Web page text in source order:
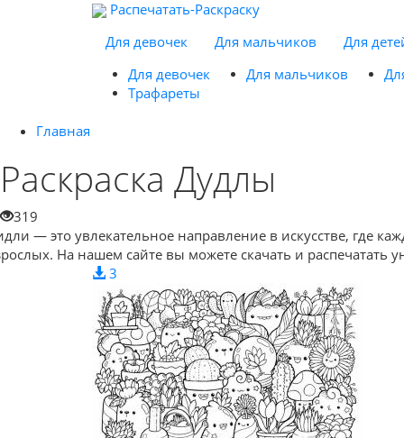
Распечатать-Раскраску
Для девочек
Для мальчиков
Для
Для девочек
Для мальчиков
Трафареты
Главная
Раскраска Дудлы
319
— это увлекательное направление в искусстве, где
На нашем сайте вы можете скачать и распечатать
3